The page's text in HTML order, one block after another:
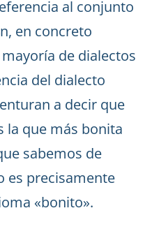
al conjunto
en concreto
de dialectos
del dialecto
a decir que
la que más bonita
sabemos de
es precisamente
«bonito».